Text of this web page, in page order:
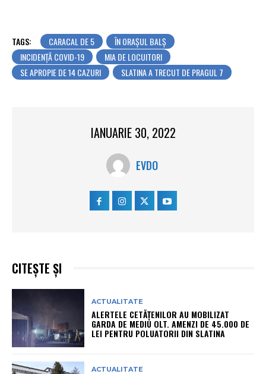
TAGS: CARACAL DE 5
ÎN ORAȘUL BALȘ
INCIDENȚĂ COVID-19
MIA DE LOCUITORI
SE APROPIE DE 14 CAZURI
SLATINA A TRECUT DE PRAGUL 7
IANUARIE 30, 2022
EVDO
CITEȘTE ȘI
ACTUALITATE
ALERTELE CETĂȚENILOR AU MOBILIZAT
GARDA DE MEDIU OLT. AMENZI DE 45.000 DE
LEI PENTRU POLUATORII DIN SLATINA
ACTUALITATE